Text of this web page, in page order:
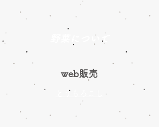
野菜について
web販売
とうもろこし